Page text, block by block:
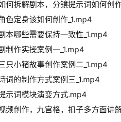
何拆解剧本，分镜提示词如何创
色定身该如何创作_1.mp4
本哪些需要保持一致性_1.mp4
制作实操案例一_1.mp4
只小猪故事创作案例二_1.mp4
词的制作方式案例三_1.mp4
示词模块演变方式.mp4
频创作，九宫格，扣子多方面讲